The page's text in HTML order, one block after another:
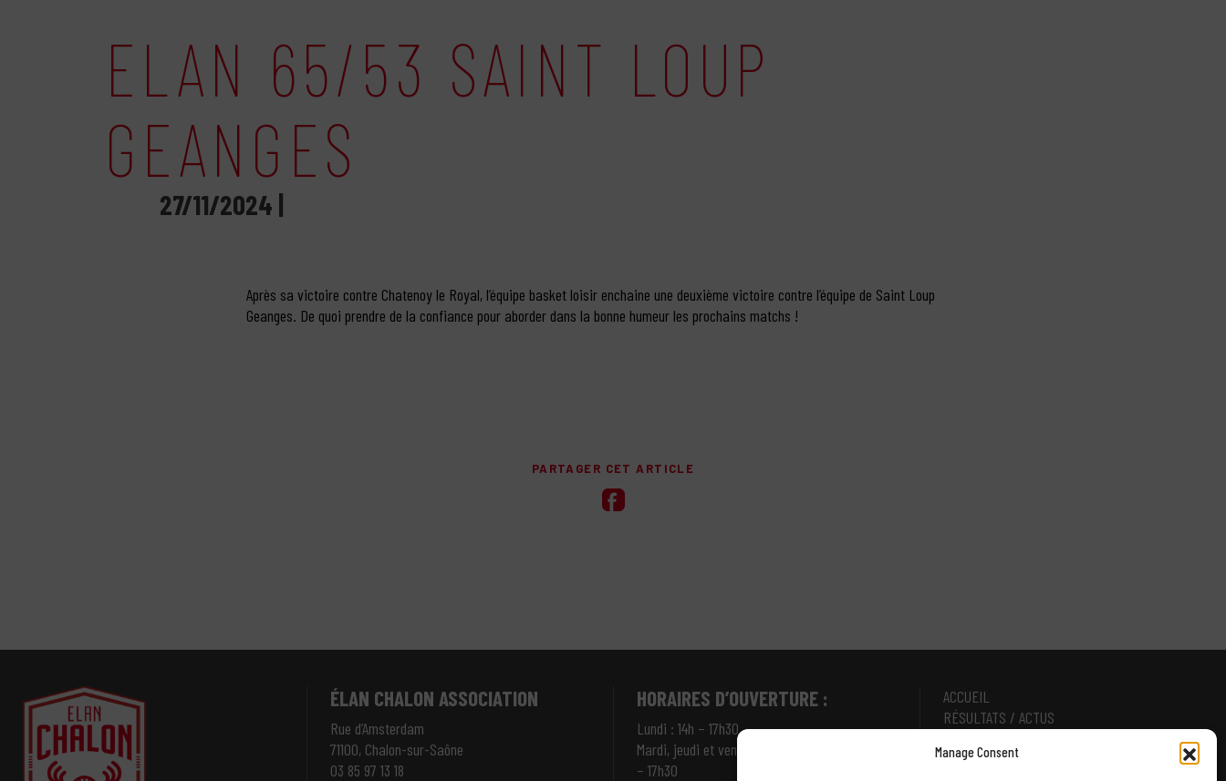
Manage Consent
ELAN 65/53 SAINT LOUP
GEANGES
27/11/2024 |
Après sa victoire contre Chatenoy le Royal, l’équipe basket loisir enchaine une deuxième victoire contre l’équipe de Saint Loup
Geanges. De quoi prendre de la confiance pour aborder dans la bonne humeur les prochains matchs !
PARTAGER CET ARTICLE
ÉLAN CHALON ASSOCIATION
Rue d’Amsterdam
71100, Chalon-sur-Saône
03 85 97 13 18
HORAIRES D’OUVERTURE :
Lundi : 14h – 17h30
Mardi, jeudi et vendredi : 9h30 – 12h30 | 13h30
– 17h30
ACCUEIL
RÉSULTATS / ACTUS
NOS ÉQUIPES